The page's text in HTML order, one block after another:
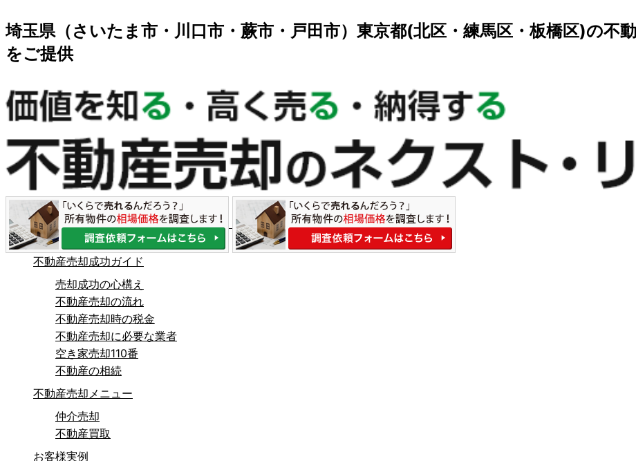
埼玉県（さいたま市・川口市・蕨市・戸田市）東京都(北区・練馬区・板橋区)の不
をご提供
不動産売却成功ガイド
売却成功の心構え
不動産売却の流れ
不動産売却時の税金
不動産売却に必要な業者
空き家売却110番
不動産の相続
不動産売却メニュー
仲介売却
不動産買取
お客様実例